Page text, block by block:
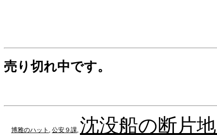
売り切れ中です。
博雅のハット 公安９課 沈没船の断片